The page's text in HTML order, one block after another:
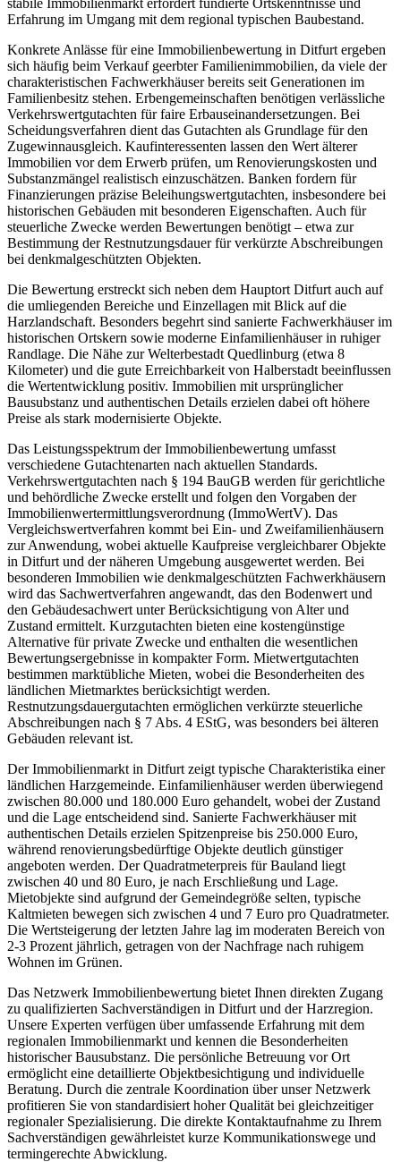
Erfahrung im Umgang mit dem regional typischen Baubestand.
Konkrete Anlässe für eine Immobilienbewertung in Ditfurt ergeben
sich häufig beim Verkauf geerbter Familienimmobilien, da viele der
charakteristischen Fachwerkhäuser bereits seit Generationen im
Familienbesitz stehen. Erbengemeinschaften benötigen verlässliche
Verkehrswertgutachten für faire Erbauseinandersetzungen. Bei
Scheidungsverfahren dient das Gutachten als Grundlage für den
Zugewinnausgleich. Kaufinteressenten lassen den Wert älterer
Immobilien vor dem Erwerb prüfen, um Renovierungskosten und
Substanzmängel realistisch einzuschätzen. Banken fordern für
Finanzierungen präzise Beleihungswertgutachten, insbesondere bei
historischen Gebäuden mit besonderen Eigenschaften. Auch für
steuerliche Zwecke werden Bewertungen benötigt – etwa zur
Bestimmung der Restnutzungsdauer für verkürzte Abschreibungen
bei denkmalgeschützten Objekten.
Die Bewertung erstreckt sich neben dem Hauptort Ditfurt auch auf
die umliegenden Bereiche und Einzellagen mit Blick auf die
Harzlandschaft. Besonders begehrt sind sanierte Fachwerkhäuser im
historischen Ortskern sowie moderne Einfamilienhäuser in ruhiger
Randlage. Die Nähe zur Welterbestadt Quedlinburg (etwa 8
Kilometer) und die gute Erreichbarkeit von Halberstadt beeinflussen
die Wertentwicklung positiv. Immobilien mit ursprünglicher
Bausubstanz und authentischen Details erzielen dabei oft höhere
Preise als stark modernisierte Objekte.
Das Leistungsspektrum der Immobilienbewertung umfasst
verschiedene Gutachtenarten nach aktuellen Standards.
Verkehrswertgutachten nach § 194 BauGB werden für gerichtliche
und behördliche Zwecke erstellt und folgen den Vorgaben der
Immobilienwertermittlungsverordnung (ImmoWertV). Das
Vergleichswertverfahren kommt bei Ein- und Zweifamilienhäusern
zur Anwendung, wobei aktuelle Kaufpreise vergleichbarer Objekte
in Ditfurt und der näheren Umgebung ausgewertet werden. Bei
besonderen Immobilien wie denkmalgeschützten Fachwerkhäusern
wird das Sachwertverfahren angewandt, das den Bodenwert und
den Gebäudesachwert unter Berücksichtigung von Alter und
Zustand ermittelt. Kurzgutachten bieten eine kostengünstige
Alternative für private Zwecke und enthalten die wesentlichen
Bewertungsergebnisse in kompakter Form. Mietwertgutachten
bestimmen marktübliche Mieten, wobei die Besonderheiten des
ländlichen Mietmarktes berücksichtigt werden.
Restnutzungsdauergutachten ermöglichen verkürzte steuerliche
Abschreibungen nach § 7 Abs. 4 EStG, was besonders bei älteren
Gebäuden relevant ist.
Der Immobilienmarkt in Ditfurt zeigt typische Charakteristika einer
ländlichen Harzgemeinde. Einfamilienhäuser werden überwiegend
zwischen 80.000 und 180.000 Euro gehandelt, wobei der Zustand
und die Lage entscheidend sind. Sanierte Fachwerkhäuser mit
authentischen Details erzielen Spitzenpreise bis 250.000 Euro,
während renovierungsbedürftige Objekte deutlich günstiger
angeboten werden. Der Quadratmeterpreis für Bauland liegt
zwischen 40 und 80 Euro, je nach Erschließung und Lage.
Mietobjekte sind aufgrund der Gemeindegröße selten, typische
Kaltmieten bewegen sich zwischen 4 und 7 Euro pro Quadratmeter.
Die Wertsteigerung der letzten Jahre lag im moderaten Bereich von
2-3 Prozent jährlich, getragen von der Nachfrage nach ruhigem
Wohnen im Grünen.
Das Netzwerk Immobilienbewertung bietet Ihnen direkten Zugang
zu qualifizierten Sachverständigen in Ditfurt und der Harzregion.
Unsere Experten verfügen über umfassende Erfahrung mit dem
regionalen Immobilienmarkt und kennen die Besonderheiten
historischer Bausubstanz. Die persönliche Betreuung vor Ort
ermöglicht eine detaillierte Objektbesichtigung und individuelle
Beratung. Durch die zentrale Koordination über unser Netzwerk
profitieren Sie von standardisiert hoher Qualität bei gleichzeitiger
regionaler Spezialisierung. Die direkte Kontaktaufnahme zu Ihrem
Sachverständigen gewährleistet kurze Kommunikationswege und
termingerechte Abwicklung.